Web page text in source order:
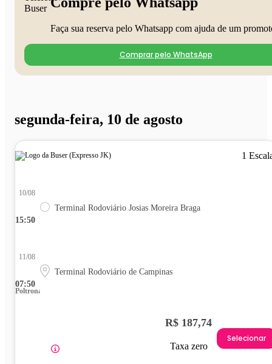
Faça sua reserva pelo Whatsapp com ajuda de um
Comprar pelo WhatsApp
segunda-feira, 10 de agosto
1
15:50
10/08
Terminal Rodoviário Josias Moreira Braga
07:50
11/08
Terminal Rodoviário de Campinas
Poltrona
R$ 187,74
Taxa zero
Selecionar